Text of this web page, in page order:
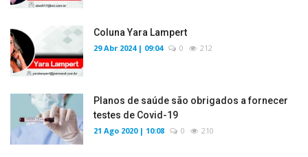
Coluna Yara Lampert
29 Abr 2024 | 09:04 0 212
Planos de saúde são obrigados a fornecer
testes de Covid-19
21 Ago 2020 | 10:08 0 210